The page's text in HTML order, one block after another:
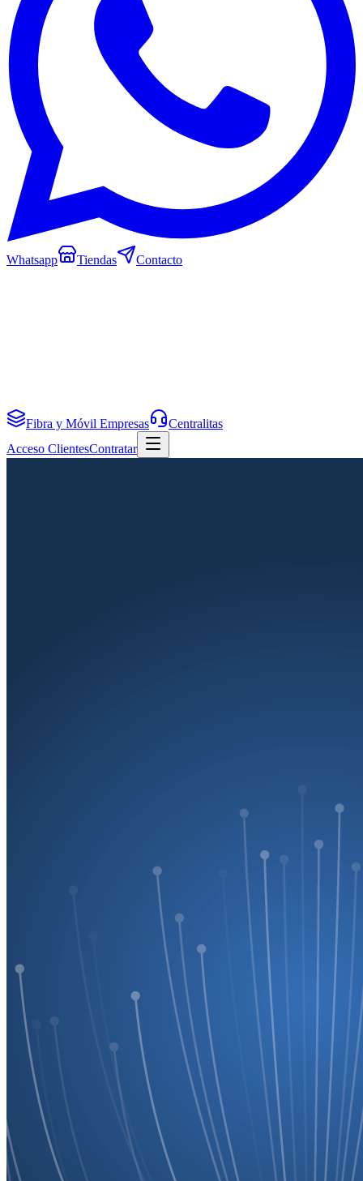
Whatsapp Tiendas Contacto
Fibra y Móvil Empresas
Centralitas
Acceso ClientesContratar